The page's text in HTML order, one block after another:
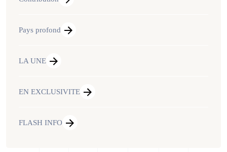
Pays profond
LA UNE
EN EXCLUSIVITE
FLASH INFO